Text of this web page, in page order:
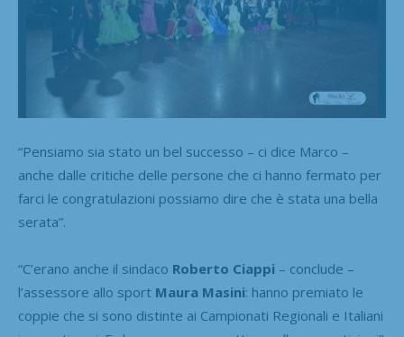
“Pensiamo sia stato un bel successo – ci dice Marco –
anche dalle critiche delle persone che ci hanno fermato per
farci le congratulazioni possiamo dire che è stata una bella
serata”.
“C’erano anche il sindaco Roberto Ciappi – conclude –
l’assessore allo sport Maura Masini: hanno premiato le
coppie che si sono distinte ai Campionati Regionali e Italiani